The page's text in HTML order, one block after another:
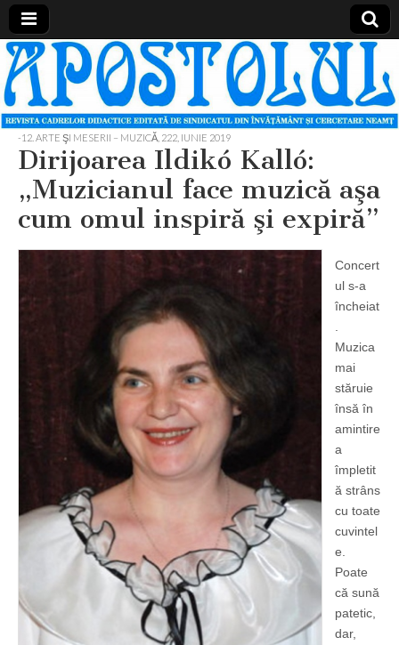
Apostolul
Revista
cadrelor
didactice
din
judetul
Neamt
-12. ARTE ŞI MESERII – MUZICĂ 222, IUNIE 2019
Dirijoarea Ildikó Kalló:
„Muzicianul face muzică aşa
cum omul inspiră şi expiră”
Concert
ul s-a
încheiat
.
Muzica
mai
stăruie
însă în
amintire
a
împletit
ă strâns
cu toate
cuvintel
e.
Poate
că sună
patetic,
dar,